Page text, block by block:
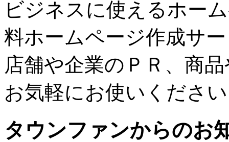
ビジネスに使えるホー
料ホームページ作成サ
店舗や企業のＰＲ、商
お気軽にお使いくださ
タウンファンからのお